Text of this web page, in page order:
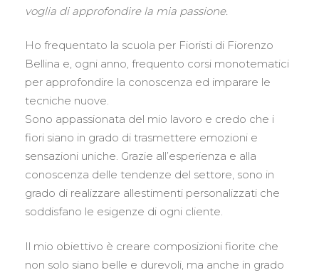
voglia di approfondire la mia passione.
Ho frequentato la scuola per Fioristi di Fiorenzo
Bellina e, ogni anno, frequento corsi monotematici
per approfondire la conoscenza ed imparare le
tecniche nuove.
Sono appassionata del mio lavoro e credo che i
fiori siano in grado di trasmettere emozioni e
sensazioni uniche. Grazie all’esperienza e alla
conoscenza delle tendenze del settore, sono in
grado di realizzare allestimenti personalizzati che
soddisfano le esigenze di ogni cliente.
Il mio obiettivo è creare composizioni fiorite che
non solo siano belle e durevoli, ma anche in grado